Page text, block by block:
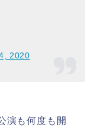
2020
演も何度も開